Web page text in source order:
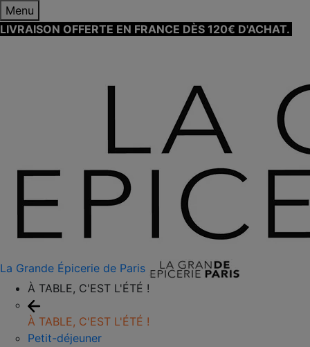
Menu
LIVRAISON OFFERTE EN FRANCE DÈS 120€ D'ACHAT.
La Grande Épicerie de Paris
À TABLE, C'EST L'ÉTÉ !
À TABLE, C'EST L'ÉTÉ !
Petit-déjeuner